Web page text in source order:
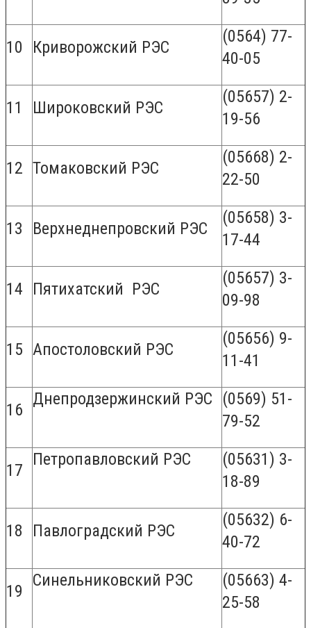
10 Криворожский РЭС
(0564) 77-
40-05
11 Широковский РЭС
(05657) 2-
19-56
12 Томаковский РЭС
(05668) 2-
22-50
13 Верхнеднепровский РЭС
(05658) 3-
17-44
14 Пятихатский РЭС
(05657) 3-
09-98
15 Апостоловский РЭС
(05656) 9-
11-41
16
Днепродзержинский РЭС
(0569) 51-
79-52
17
Петропавловский РЭС
(05631) 3-
18-89
18 Павлоградский РЭС
(05632) 6-
40-72
19
Синельниковский РЭС
(05663) 4-
25-58